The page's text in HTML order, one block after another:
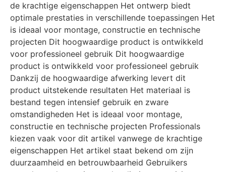
de krachtige eigenschappen Het ontwerp biedt
optimale prestaties in verschillende toepassingen Het
is ideaal voor montage, constructie en technische
projecten Dit hoogwaardige product is ontwikkeld
voor professioneel gebruik Dit hoogwaardige
product is ontwikkeld voor professioneel gebruik
Dankzij de hoogwaardige afwerking levert dit
product uitstekende resultaten Het materiaal is
bestand tegen intensief gebruik en zware
omstandigheden Het is ideaal voor montage,
constructie en technische projecten Professionals
kiezen vaak voor dit artikel vanwege de krachtige
eigenschappen Het artikel staat bekend om zijn
duurzaamheid en betrouwbaarheid Gebruikers